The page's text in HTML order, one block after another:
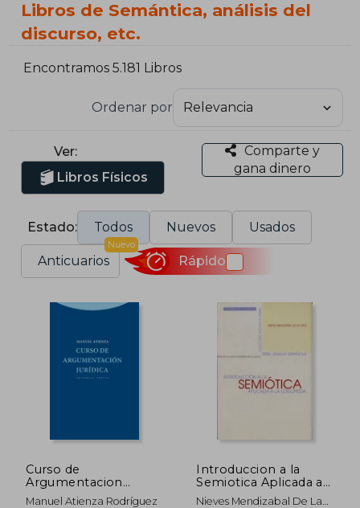
Libros de Semántica, análisis del
discurso, etc.
Encontramos 5.181 Libros
Ordenar por
Ver:
Libros Físicos
Comparte y
gana dinero
Estado: Todos Nuevos Usados
Anticuarios
Nuevo
Rápido
Curso de
Argumentacion
Juridica
Manuel Atienza Rodríguez
Introduccion a la
Semiotica Aplicada a
la Logopedia
Nieves Mendizabal De La